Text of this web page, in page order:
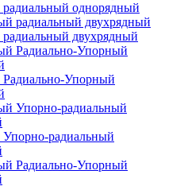
однорядный
двухрядный
Упорный
радиальный